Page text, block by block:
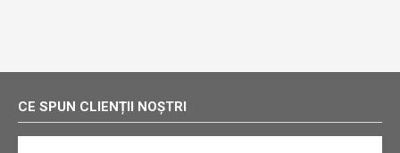
CE SPUN CLIENȚII NOȘTRI